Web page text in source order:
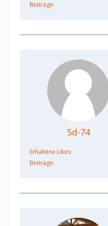
Beiträge
Sd-74
Erhaltene Likes
Beiträge